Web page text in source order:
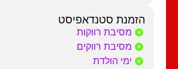
הזמנת סטנדאפיסט
מסיבת רווקות
מסיבת רווקים
ימי הולדת